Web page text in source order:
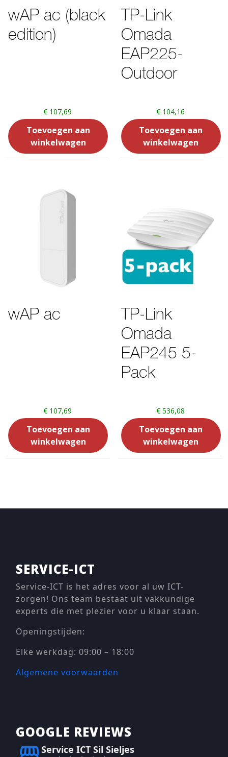
wAP ac (black
edition)
€ 107,69
Toevoegen aan
winkelwagen
TP-Link
Omada
EAP225-
Outdoor
€104,16
Toevoegen aan
winkelwagen
wAP ac
€ 107,69
Toevoegen aan
winkelwagen
TP-Link
Omada
EAP245 5-
Pack
€536,08
Toevoegen aan
winkelwagen
SERVICE-ICT
Service-ICT is het adres voor al uw ICT-
zorgen! Ons team bestaat uit vakkundige
experts die met plezier voor u klaar staan.
Openingstijden:
Elke werkdag: 09:00 – 18:00
Algemene voorwaarden
GOOGLE REVIEWS
Service ICT Sil Sieljes